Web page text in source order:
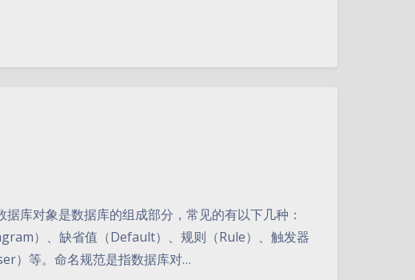
库对象是数据库的组成部分，常见的有以下几种：
）、缺省值（Default）、规则（Rule）、触发器
）等。命名规范是指数据库对…